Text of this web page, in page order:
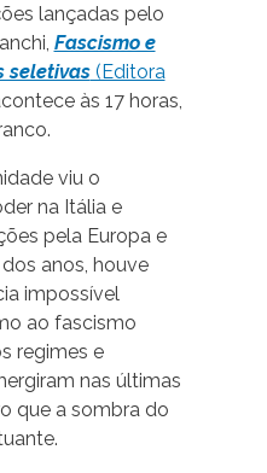
lançadas pelo
Fascismo e
seletivas(Editora
às 17 horas,
viu o
na Itália e
pela Europa e
anos, houve
impossível
ao fascismo
regimes e
nas últimas
que a sombra do